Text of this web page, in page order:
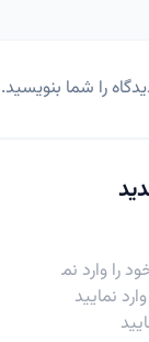
را شما بنویسید.